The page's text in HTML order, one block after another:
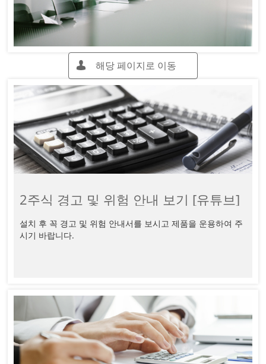
해당 페이지로 이동

2주식 경고 및 위험 안내 보기 [유튜브]
설치 후 꼭 경고 및 위험 안내서를 보시고 제품을 운용하여 주
시기 바랍니다.